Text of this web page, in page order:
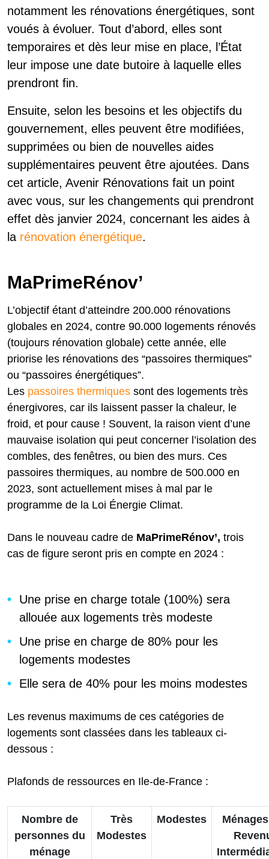
notamment les rénovations énergétiques, sont
voués à évoluer. Tout d’abord, elles sont
temporaires et dès leur mise en place, l’État
leur impose une date butoire à laquelle elles
prendront fin.
Ensuite, selon les besoins et les objectifs du
gouvernement, elles peuvent être modifiées,
supprimées ou bien de nouvelles aides
supplémentaires peuvent être ajoutées. Dans
cet article, Avenir Rénovations fait un point
avec vous, sur les changements qui prendront
effet dès janvier 2024, concernant les aides à
la rénovation énergétique.
MaPrimeRénov’
L’objectif étant d’atteindre 200.000 rénovations
globales en 2024, contre 90.000 logements rénovés
(toujours rénovation globale) cette année, elle
priorise les rénovations des “passoires thermiques”
ou “passoires énergétiques”.
Les passoires thermiques sont des logements très
énergivores, car ils laissent passer la chaleur, le
froid, et pour cause ! Souvent, la raison vient d’une
mauvaise isolation qui peut concerner l’isolation des
combles, des fenêtres, ou bien des murs. Ces
passoires thermiques, au nombre de 500.000 en
2023, sont actuellement mises à mal par le
programme de la Loi Énergie Climat.
Dans le nouveau cadre de MaPrimeRénov’, trois
cas de figure seront pris en compte en 2024 :
Une prise en charge totale (100%) sera
allouée aux logements très modeste
Une prise en charge de 80% pour les
logements modestes
Elle sera de 40% pour les moins modestes
Les revenus maximums de ces catégories de
logements sont classées dans les tableaux ci-
dessous :
Plafonds de ressources en Ile-de-France :
Nombre de
personnes du
ménage
Très
Modestes
Modestes